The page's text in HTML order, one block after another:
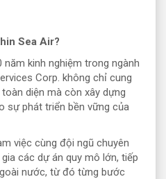
Sea Air?
kinh nghiệm trong ngành
Corp. không chỉ cung
diện mà còn xây dựng
sự phát triển bền vững của
việc cùng đội ngũ chuyên
các dự án quy mô lớn, tiếp
nước, từ đó từng bước